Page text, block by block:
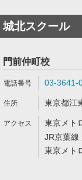
城北スクール
門前仲町校
03-3641-
東京都江
東京メト
JR京葉線
東京メト